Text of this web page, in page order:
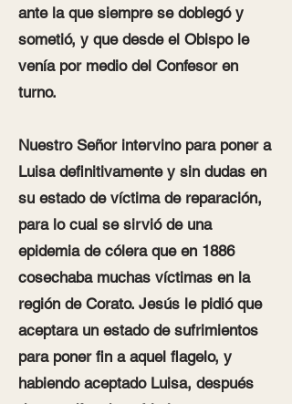
ante la que siempre se doblegó y
sometió, y que desde el Obispo le
venía por medio del Confesor en
turno.
Nuestro Señor intervino para poner a
Luisa definitivamente y sin dudas en
su estado de víctima de reparación,
para lo cual se sirvió de una
epidemia de cólera que en 1886
cosechaba muchas víctimas en la
región de Corato. Jesús le pidió que
aceptara un estado de sufrimientos
para poner fin a aquel flagelo, y
habiendo aceptado Luisa, después